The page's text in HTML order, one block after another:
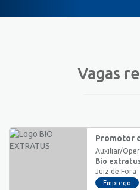
Vagas
Promotor
Auxiliar/
Bio
Juiz de Fora
Emprego